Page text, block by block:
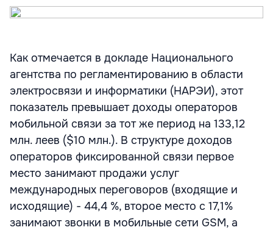
Как отмечается в докладе Национального
агентства по регламентированию в области
электросвязи и информатики (НАРЭИ), этот
показатель превышает доходы операторов
мобильной связи за тот же период на 133,12
млн. леев ($10 млн.). В структуре доходов
операторов фиксированной связи первое
место занимают продажи услуг
международных переговоров (входящие и
исходящие) - 44,4 %, второе место с 17,1%
занимают звонки в мобильные сети GSM, а